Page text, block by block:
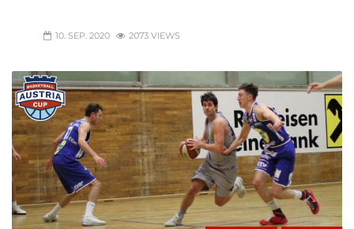
10. SEP. 2020 2073 VIEWS